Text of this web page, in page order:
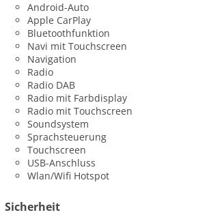
Android-Auto
Apple CarPlay
Bluetoothfunktion
Navi mit Touchscreen
Navigation
Radio
Radio DAB
Radio mit Farbdisplay
Radio mit Touchscreen
Soundsystem
Sprachsteuerung
Touchscreen
USB-Anschluss
Wlan/Wifi Hotspot
Sicherheit